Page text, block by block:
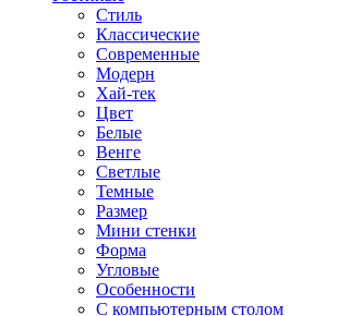
Стиль
Классические
Современные
Модерн
Хай-тек
Цвет
Белые
Венге
Светлые
Темные
Размер
Мини стенки
Форма
Угловые
Особенности
С компьютерным столом